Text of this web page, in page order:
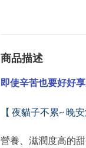
商品描述
即使辛苦也要好好
【 夜貓子不累~晚安
營養、滋潤度高的